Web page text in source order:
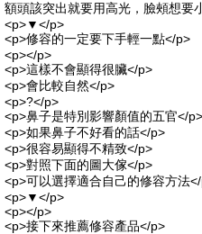
額頭該突出就要用高光，臉頰想要
<p>▼</p>
<p>修容的一定要下手輕一點</p>
<p></p>
<p>這樣不會顯得很臟</p>
<p>會比較自然</p>
<p>?</p>
<p>鼻子是特別影響顏值的五官</p>
<p>如果鼻子不好看的話</p>
<p>很容易顯得不精致</p>
<p>對照下面的圖大傢</p>
<p>可以選擇適合自己的修容方法
<p>▼</p>
<p></p>
<p>接下來推薦修容產品</p>